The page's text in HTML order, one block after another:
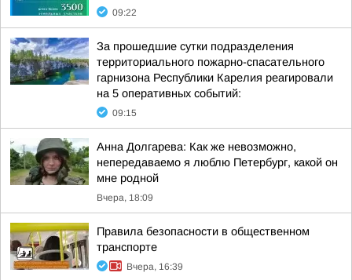
09:22
За прошедшие сутки подразделения
территориального пожарно-спасательного
гарнизона Республики Карелия реагировали
на 5 оперативных событий:
09:15
Анна Долгарева: Как же невозможно,
непередаваемо я люблю Петербург, какой он
мне родной
Вчера, 18:09
Правила безопасности в общественном
транспорте
Вчера, 16:39